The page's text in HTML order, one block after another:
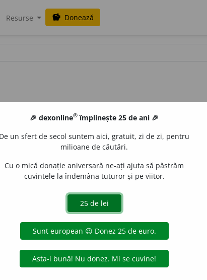
Resurse savings Donează
conj. prez. 3 sg. și pl.
Copyright © 2004-2026 dexonline (https://dexonline.ro)
de pe acest site, inclusiv prin orice metode de extragere automată
prealabil scris, cu excepția seturilor de date oferite oficial spre utilizare
🎉 dexonline® împlinește 25 de ani 🎉
De un sfert de secol suntem aici, gratuit, zi de zi, pentru
milioane de căutări.
Cu o mică donație aniversară ne-ați ajuta să păstrăm
cuvintele la îndemâna tuturor și pe viitor.